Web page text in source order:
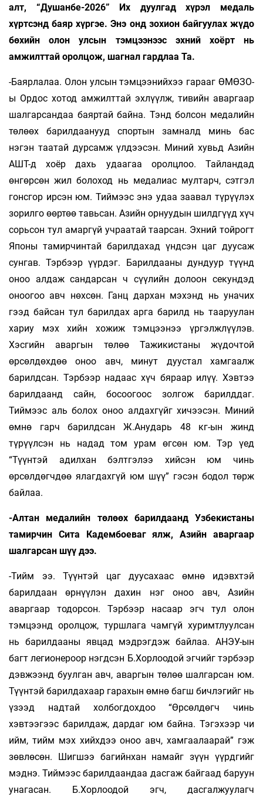
алт, “Душанбе-2026” Их дуул­гад хүрэл медаль
хүртсэнд баяр хүр­гэе. Энэ онд зохион байгуулах жүдо
бө­хийн олон улсын тэмцээнээс эхний хоёрт нь
амжилттай оролцож, шагнал гардлаа Та.
-Баярлалаа. Олон улсын тэмцээнийхээ гарааг ӨМӨЗО-
ы Ордос хотод амжилттай эхлүүлж, тивийн аваргаар
шалгарсандаа баяртай байна. Тэнд болсон медалийн
төлөөх барилдаанууд спортын замналд минь бас
нэгэн таатай дурсамж үлдээсэн. Миний хувьд Азийн
АШТ-д хоёр дахь удаагаа оролцлоо. Тайландад
өнгөрсөн жил болоход нь медалиас мултарч, сэтгэл
гонсгор ирсэн юм. Тиймээс энэ удаа заа­вал түрүүлэх
зорилго өөртөө тавьсан. Азийн орнуудын шилдгүүд хүч
сорьсон тул амаргүй учраатай таарсан. Эхний тойрогт
Японы тамирчинтай барилдахад үндсэн цаг дуусаж
сун­гав. Тэрбээр үүрдэг. Барилдааны дундуур түүнд
оноо алдаж сандарсан ч сүүлийн долоон секундэд
оноогоо авч нөхсөн. Ганц дархан мэхэнд нь уначих
гээд байсан тул барилдах арга барилд нь тааруулан
хариу мэх хийн хожиж тэмцээнээ үргэлжлүүлэв.
Хэсгийн аваргын төлөө Тажикистаны жүдочтой
өрсөлдөхдөө оноо авч, минут дуустал хамгаалж
барилдсан. Тэрбээр надаас хүч бяраар илүү. Хэвтээ
барилдаанд сайн, босоогоос золгож барилддаг.
Тиймээс аль болох оноо алдахгүйг хичээсэн. Миний
өмнө гарч барилдсан Ж.Анударь 48 кг-ын жинд
түрүүлсэн нь надад том урам өгсөн юм. Тэр үед
“Түүнтэй адилхан бэлтгэлээ хийсэн юм чинь
өрсөлдөгчдөө ялагдахгүй юм шүү” гэсэн бодол төрж
байлаа.
-Алтан медалийн төлөөх барилдаанд Узбекистаны
тамирчин Сита Кадембоеваг ялж, Азийн аваргаар
шалгарсан шүү дээ.
-Тийм ээ. Түүнтэй цаг дуусахаас өмнө идэвхтэй
барилдаан өрнүүлэн дахин нэг оноо авч, Азийн
аваргаар тодорсон. Тэрбээр насаар эгч тул олон
тэмцээнд оролцож, туршлага чамгүй хуримтлуулсан
нь барилдааны явцад мэдрэгдэж байлаа. АНЭУ-ын
багт легионероор нэгдсэн Б.Хорлоодой эгчийг тэрбээр
дэвжээнд буулган авч, аваргын төлөө шалгарсан юм.
Түүнтэй барилдахаар гарахын өмнө багш бичлэгийг нь
үзээд надтай холбогдохдоо “Өрсөлдөгч чинь
хэвтээгээс барилдаж, дардаг юм байна. Тэгэхээр чи
ийм, тийм мэх хийхдээ оноо авч, хамгаалаарай” гэж
зөвлөсөн. Шигшээ багийнхан намайг зүүн үүрдгийг
мэднэ. Тиймээс барилдаандаа дасгаж байгаад баруун
унагасан. Б.Хорлоодой эгч, дасгалжуулагч